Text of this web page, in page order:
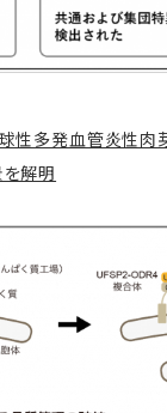
性多発血管炎性肉
解明